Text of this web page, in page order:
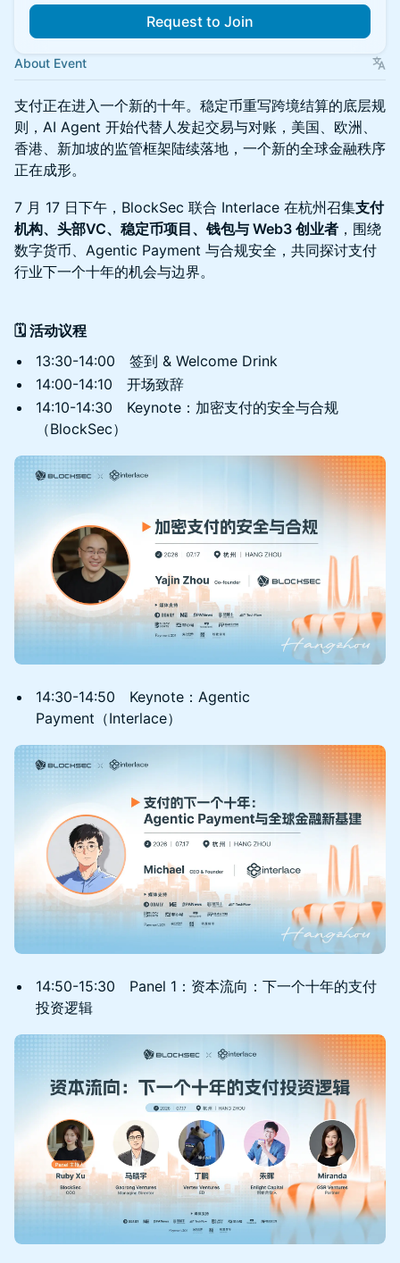
Request to Join
About Event
支付正在进入一个新的十年。稳定币重写跨境结算的底层规
则，AI Agent 开始代替人发起交易与对账，美国、欧洲、
香港、新加坡的监管框架陆续落地，一个新的全球金融秩序
正在成形。
7 月 17 日下午，BlockSec 联合 Interlace 在杭州召集支付
机构、头部VC、稳定币项目、钱包与 Web3 创业者 ，围绕
数字货币、Agentic Payment 与合规安全，共同探讨支付
行业下一个十年的机会与边界。
🗓 活动议程
13:30-14:00 签到 & Welcome Drink
14:00-14:10 开场致辞
14:10-14:30 Keynote：加密支付的安全与合规
（BlockSec）
14:30-14:50 Keynote：Agentic
Payment（Interlace）
14:50-15:30 Panel 1：资本流向：下一个十年的支付
投资逻辑